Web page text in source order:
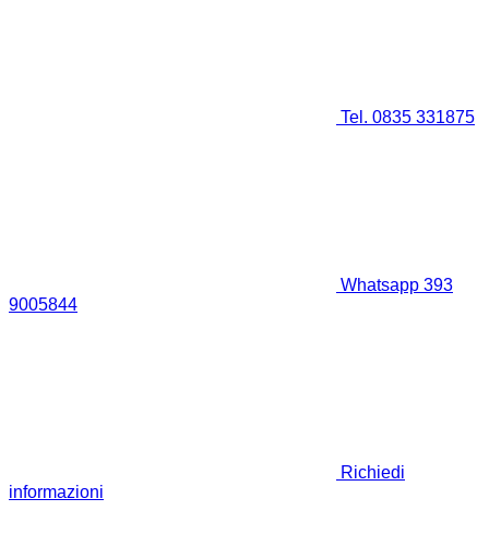
Tel. 0835 331875
Whatsapp 393
9005844
Richiedi
informazioni